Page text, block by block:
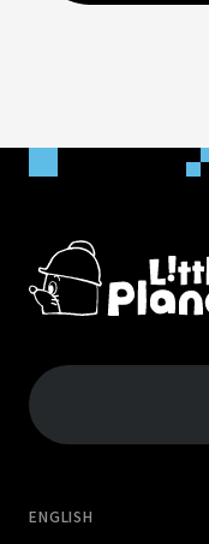
ENGLISH